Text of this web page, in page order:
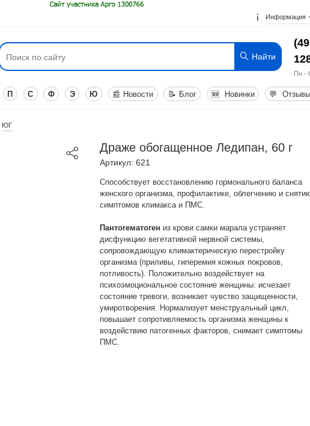
Информация
Найти
Пн -
П С Ф Э Ю 📰 Новости 📝 Блог 🆕 Новинки 💬 Отзывы
ЮГ
Драже обогащенное Ледипан, 60 г
Артикул: 621
Способствует восстановлению гормонального баланса
женского организма, профилактике, облегчению и
симптомов климакса и ПМС.
Пантогематоген из крови самки марала устраняет
дисфункцию вегетативной нервной системы,
сопровождающую климактерическую перестройку
организма (приливы, гиперемия кожных покровов,
потливость). Положительно воздействует на
психоэмоциональное состояние женщины: исчезает
состояние тревоги, возникает чувство защищенности,
умиротворения. Нормализует менструальный цикл,
повышает сопротивляемость организма женщины к
воздействию патогенных факторов, снимает симптомы
ПМС.